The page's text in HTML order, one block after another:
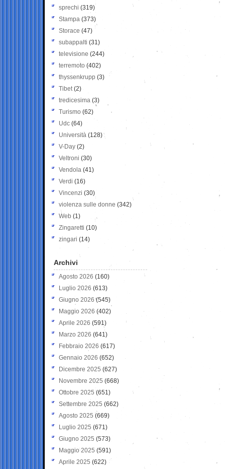
sprechi (319)
Stampa (373)
Storace (47)
subappalti (31)
televisione(244)
terremoto (402)
thyssenkrupp (3)
Tibet(2)
tredicesima (3)
Turismo (62)
Udc (64)
Università (128)
V-Day (2)
Veltroni (30)
Vendola (41)
Verdi (16)
Vincenzi (30)
violenza sulle donne (342)
Web (1)
Zingaretti (10)
zingari (14)
Archivi
Agosto 2026 (160)
Luglio 2026 (613)
Giugno 2026 (545)
Maggio 2026 (402)
Aprile 2026 (591)
Marzo 2026 (641)
Febbraio 2026 (617)
Gennaio 2026 (652)
Dicembre 2025 (627)
Novembre 2025 (668)
Ottobre 2025 (651)
Settembre 2025 (662)
Agosto 2025 (669)
Luglio 2025 (671)
Giugno 2025 (573)
Maggio 2025 (591)
Aprile 2025 (622)